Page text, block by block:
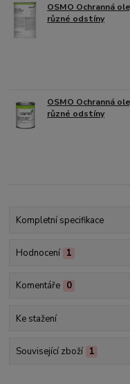
OSMO Ochranná
různé odstíny
OSMO Ochranná
různé odstíny
Kompletní specifikace
Hodnocení 1
Komentáře 0
Ke stažení
Související zboží 1